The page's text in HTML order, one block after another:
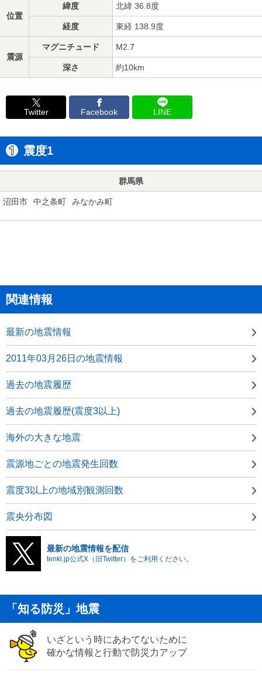
位置
緯度 北緯 36.8度
経度 東経 138.9度
震源
マグニチュード M2.7
深さ 約10km
Twitter Facebook LINE
震度1
群馬県
沼田市 中之条町 みなかみ町
関連情報
最新の地震情報
2011年03月26日の地震情報
過去の地震履歴
過去の地震履歴(震度3以上)
海外の大きな地震
震源地ごとの地震発生回数
震度3以上の地域別観測回数
震央分布図
最新の地震情報を配信
tenki.jp公式X（旧Twitter）をご利用ください。
「知る防災」地震
いざという時にあわてないために
確かな情報と行動で防災力アップ